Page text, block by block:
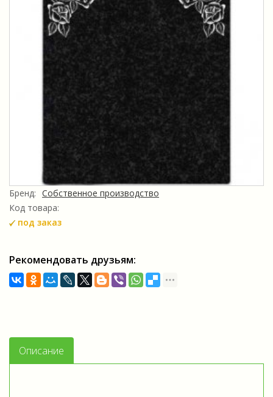
Бренд: Собственное производство
Код товара:
под заказ
Рекомендовать друзьям:
Описание